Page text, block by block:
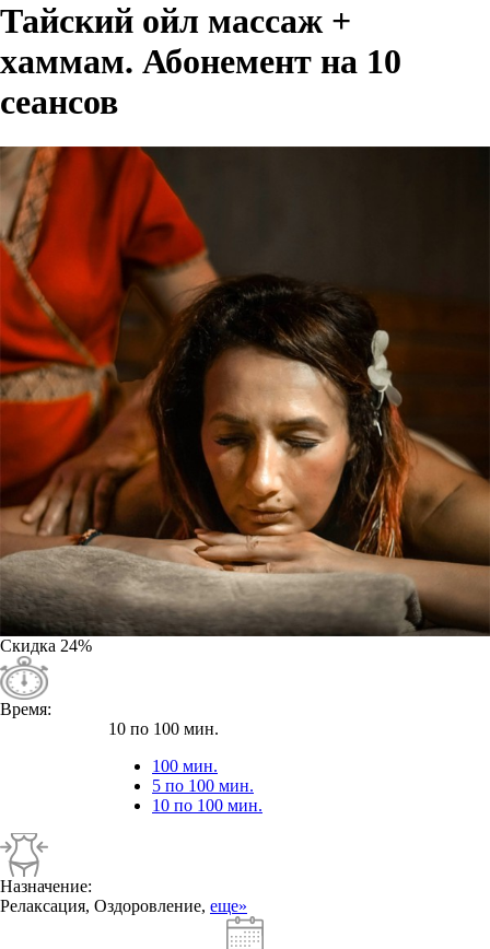
Тайский ойл массаж +
хаммам. Абонемент на 10
сеансов
Скидка 24%
Время:
10 по 100 мин.
100 мин.
5 по 100 мин.
10 по 100 мин.
Назначение:
Релаксация, Оздоровление, еще»